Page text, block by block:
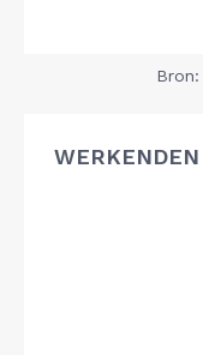
Bron: